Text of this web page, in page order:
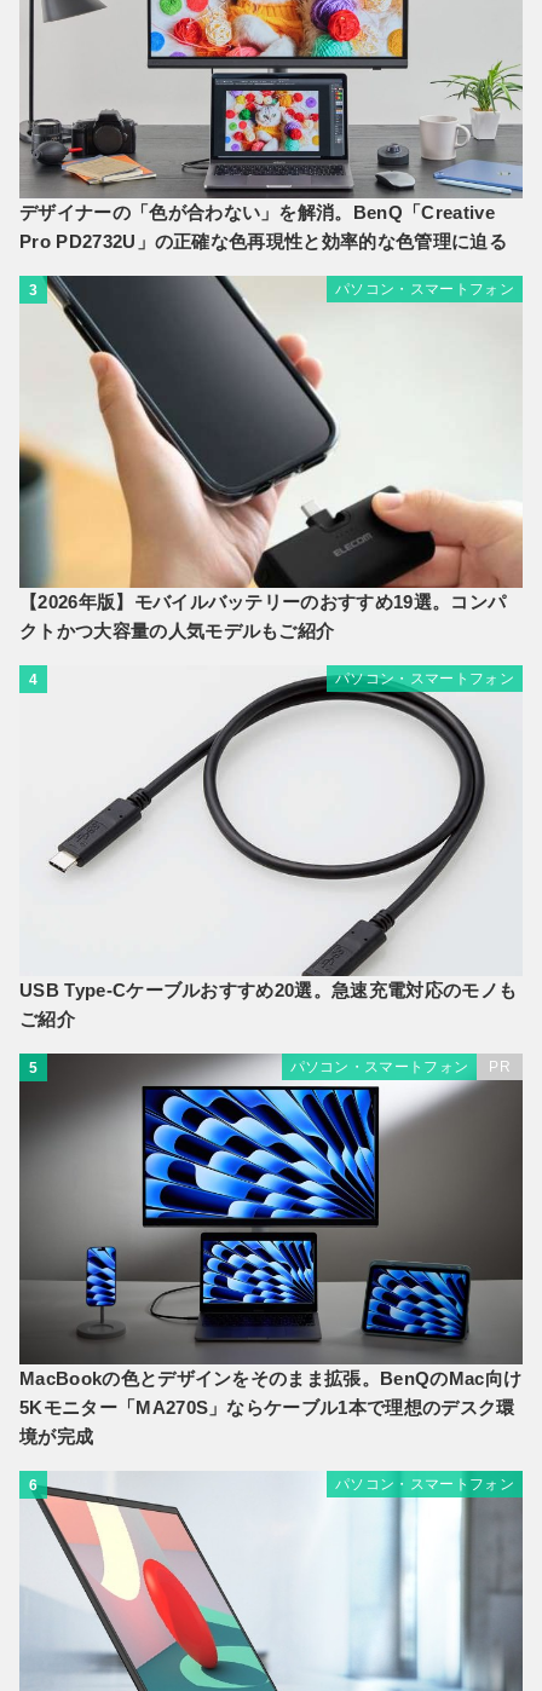
デザイナーの「色が合わない」を解消。BenQ「Creative
Pro PD2732U」の正確な色再現性と効率的な色管理に迫る
3 パソコン・スマートフォン
【2026年版】モバイルバッテリーのおすすめ19選。コンパ
クトかつ大容量の人気モデルもご紹介
4 パソコン・スマートフォン
USB Type-Cケーブルおすすめ20選。急速充電対応のモノも
ご紹介
5 パソコン・スマートフォン PR
MacBookの色とデザインをそのまま拡張。BenQのMac向け
5Kモニター「MA270S」ならケーブル1本で理想のデスク環
境が完成
6 パソコン・スマートフォン